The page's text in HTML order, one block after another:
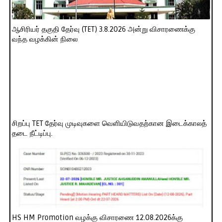
ஆசிரியர் தகுதி தேர்வு (TET) 3.8.2026 அன்று விசாரணைக்கு
வந்த வழக்கின் நிலை
சிறப்பு TET தேர்வு முடிவுகளை வெளியிடுவதற்கான இடைக்காலத்
தடை நீட்டிப்பு.
HS HM Promotion வழக்கு விசாரணை 12.08.2026க்கு